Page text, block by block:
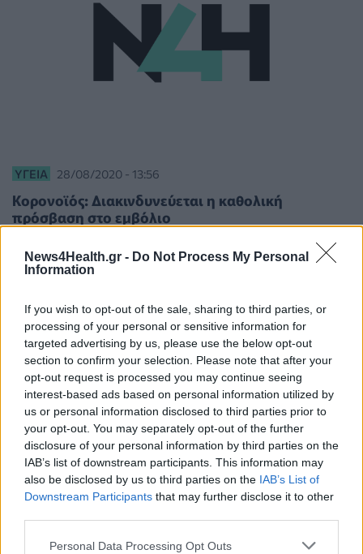
News4Health.gr - Do Not Process My Personal
Information
If you wish to opt-out of the sale, sharing to third parties, or
processing of your personal or sensitive information for
targeted advertising by us, please use the below opt-out
section to confirm your selection. Please note that after your
opt-out request is processed you may continue seeing
interest-based ads based on personal information utilized by
us or personal information disclosed to third parties prior to
your opt-out. You may separately opt-out of the further
disclosure of your personal information by third parties on the
IAB’s list of downstream participants. This information may
also be disclosed by us to third parties on the IAB’s List of
Downstream Participants that may further disclose it to other
Personal Data Processing Opt Outs
ΥΓΕΊΑ 28/08/2020 - 13:56
Κορονοϊός: Διακινδυνεύεται η καθολική
πρόσβαση στο εμβόλιο
ΠΟΛΙΤΙΚΉ ΥΓΕΊΑΣ 25/08/2020 - 20:31
Διευρύνεται η συμμαχία για την ίση πρόσβαση